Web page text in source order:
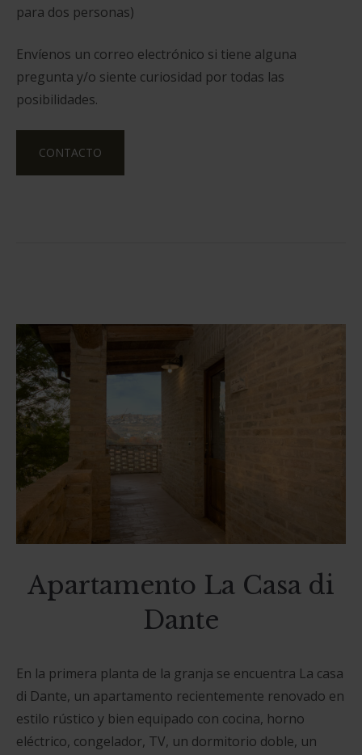
para dos personas)
Envíenos un correo electrónico si tiene alguna
pregunta y/o siente curiosidad por todas las
posibilidades.
CONTACTO
Apartamento La Casa di
Dante
En la primera planta de la granja se encuentra La casa
di Dante, un apartamento recientemente renovado en
estilo rústico y bien equipado con cocina, horno
eléctrico, congelador, TV, un dormitorio doble, un